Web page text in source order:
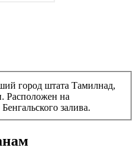
город штата Тамилнад,
Расположен на
залива.